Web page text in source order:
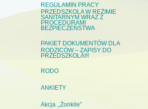
REGULAMIN PRACY
PRZEDSZKOLA W REŻIMIE
SANITARNYM WRAZ Z
PROCEDURAMI
BEZPIECZEŃSTWA
PAKIET DOKUMENTÓW DLA
RODZICÓW – ZAPISY DO
PRZEDSZKOLA!!!
RODO
ANKIETY
Akcja ,,Żonkile”